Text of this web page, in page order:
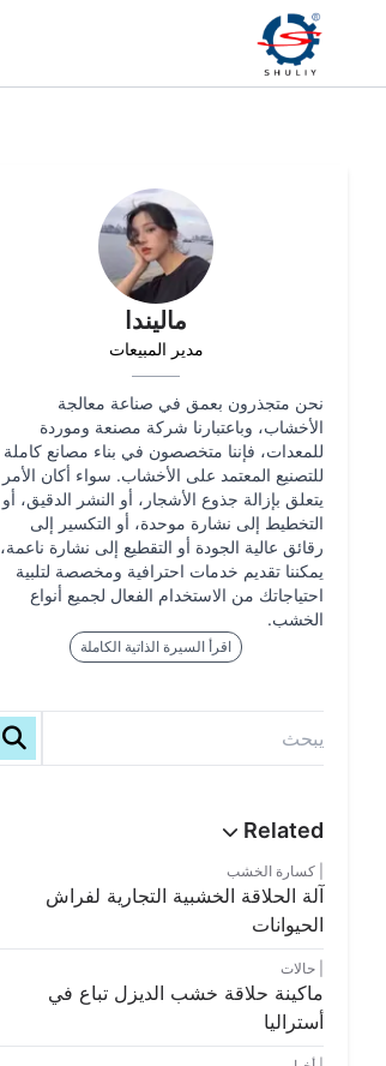
ماليندا
مدير المبيعات
نحن متجذرون بعمق في صناعة معالجة
الأخشاب، وباعتبارنا شركة مصنعة وموردة
للمعدات، فإننا متخصصون في بناء مصانع كاملة
للتصنيع المعتمد على الأخشاب. سواء أكان الأمر
يتعلق بإزالة جذوع الأشجار، أو النشر الدقيق، أو
التخطيط إلى نشارة موحدة، أو التكسير إلى
رقائق عالية الجودة أو التقطيع إلى نشارة ناعمة،
يمكننا تقديم خدمات احترافية ومخصصة لتلبية
احتياجاتك من الاستخدام الفعال لجميع أنواع
الخشب.
اقرأ السيرة الذاتية الكاملة
كسارة الخشب
آلة الحلاقة الخشبية التجارية لفراش
الحيوانات
حالات
ماكينة حلاقة خشب الديزل تباع في
أستراليا